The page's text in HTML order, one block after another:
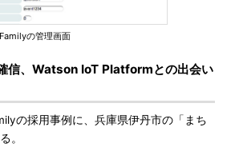
の管理画面
信、Watson IoT Platformとの出会い
の採用事例に、兵庫県伊丹市の「まち
。